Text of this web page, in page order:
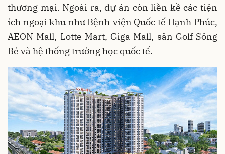
thương mại. Ngoài ra, dự án còn liền kề các tiện
ích ngoại khu như Bệnh viện Quốc tế Hạnh Phúc,
AEON Mall, Lotte Mart, Giga Mall, sân Golf Sông
Bé và hệ thống trường học quốc tế.